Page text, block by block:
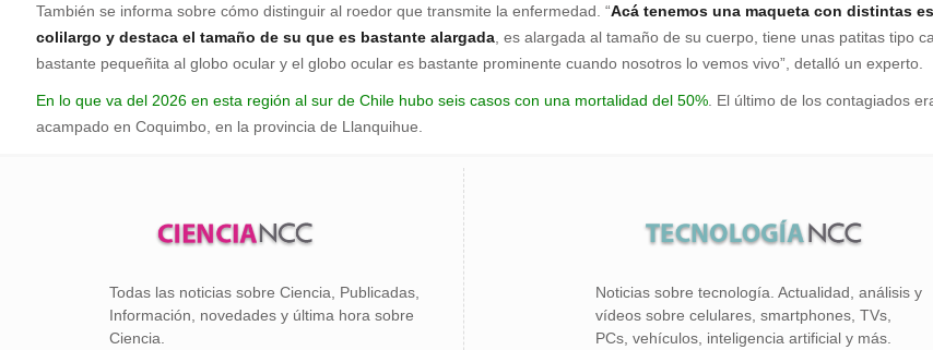
También se informa sobre cómo distinguir al roedor que transmite la enfermedad. “Acá tenemos una maqueta con distintas
colilargo y destaca el tamaño de su que es bastante alargada , es alargada al tamaño de su cuerpo, tiene unas patitas tipo
bastante pequeñita al globo ocular y el globo ocular es bastante prominente cuando nosotros lo vemos vivo”, detalló un experto.
En lo que va del 2026 en esta región al sur de Chile hubo seis casos con una mortalidad del 50% . El último de los contagiados
acampado en Coquimbo, en la provincia de Llanquihue.
Todas las noticias sobre Ciencia, Publicadas,
Información, novedades y última hora sobre
Ciencia.
Noticias sobre tecnología. Actualidad, análisis y
vídeos sobre celulares, smartphones, TVs,
PCs, vehículos, inteligencia artificial y más.